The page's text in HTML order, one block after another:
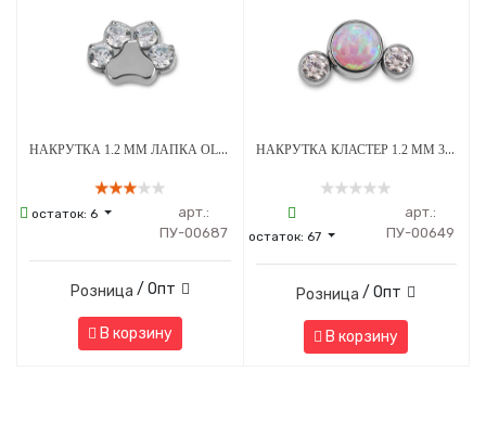
НАКРУТКА 1.2 ММ ЛАПКА OLIVE CRYSTAL ТИТАН
остаток:6
арт.:
ПУ-00687
Розница / Опт
В корзину
НАКРУТКА КЛАСТЕР 1.2 ММ 3К SWAROVSKI CLEAR ОПАЛ OP-08 ТИТАН
остаток:67
арт.:
ПУ-00649
Розница / Опт
В корзину